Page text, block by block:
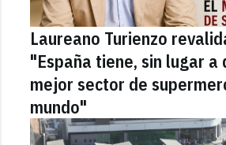
Laureano Turienzo
"España tiene, sin lugar a
mejor sector de
mundo"